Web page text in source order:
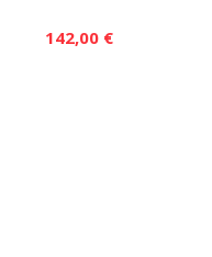
142,00 €